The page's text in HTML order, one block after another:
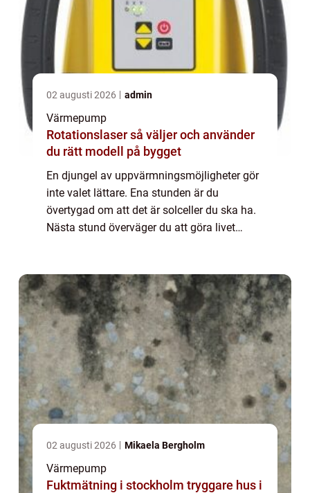
02 augusti 2026 admin
Värmepump
Rotationslaser så väljer och använder
du rätt modell på bygget
En djungel av uppvärmningsmöjligheter gör
inte valet lättare. Ena stunden är du
övertygad om att det är solceller du ska ha.
Nästa stund överväger du att göra livet
02 augusti 2026 Mikaela Bergholm
Värmepump
Fuktmätning i stockholm tryggare hus i